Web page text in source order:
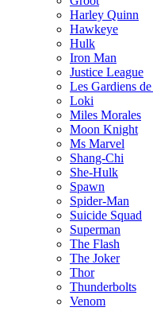
Harley Quinn
Hawkeye
Hulk
Iron Man
Justice League
Les Gardiens
Loki
Miles Morales
Moon Knight
Ms Marvel
Shang-Chi
She-Hulk
Spawn
Spider-Man
Suicide Squad
Superman
The Flash
The Joker
Thor
Thunderbolts
Venom